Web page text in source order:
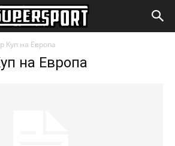
Куп на Европа
на Европа